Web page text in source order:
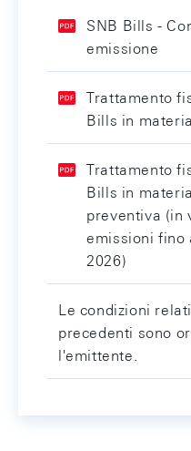
SNB Bills -
emissione
Trattamento
Bills in
Trattamento
Bills in
preventiva (in
emissioni fino
2026)
Le condizioni
precedenti sono
l'emittente.